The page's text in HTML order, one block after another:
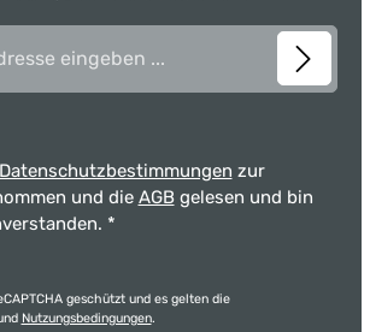
Datenschutzbestimmungen zur
und die AGB gelesen und bin
*
geschützt und es gelten die
Nutzungsbedingungen.